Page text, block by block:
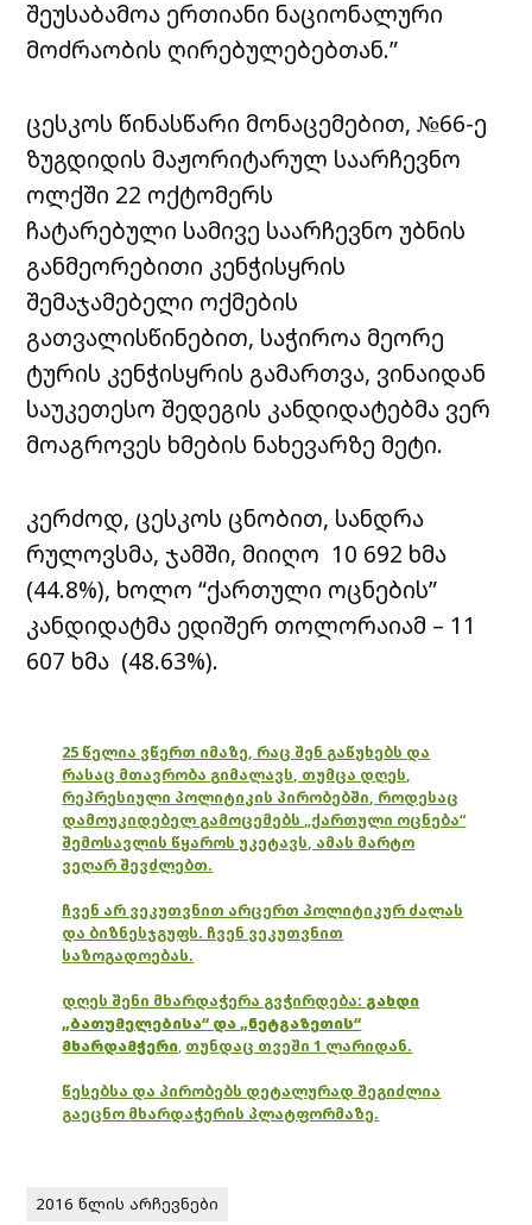
შეუსაბამოა ერთიანი ნაციონალური
მოძრაობის ღირებულებებთან.”
ცესკოს წინასწარი მონაცემებით, №66-ე
ზუგდიდის მაჟორიტარულ საარჩევნო
ოლქში 22 ოქტომერს
ჩატარებული სამივე საარჩევნო უბნის
განმეორებითი კენჭისყრის
შემაჯამებელი ოქმების
გათვალისწინებით, საჭიროა მეორე
ტურის კენჭისყრის გამართვა, ვინაიდან
საუკეთესო შედეგის კანდიდატებმა ვერ
მოაგროვეს ხმების ნახევარზე მეტი.
კერძოდ, ცესკოს ცნობით, სანდრა
რულოვსმა, ჯამში, მიიღო 10 692 ხმა
(44.8%), ხოლო “ქართული ოცნების”
კანდიდატმა ედიშერ თოლორაიამ – 11
607 ხმა (48.63%).
25 წელია ვწერთ იმაზე, რაც შენ გაწუხებს და
რასაც მთავრობა გიმალავს, თუმცა დღეს,
რეპრესიული პოლიტიკის პირობებში, როდესაც
დამოუკიდებელ გამოცემებს „ქართული ოცნება“
შემოსავლის წყაროს უკეტავს, ამას მარტო
ვეღარ შევძლებთ.
ჩვენ არ ვეკუთვნით არცერთ პოლიტიკურ ძალას
და ბიზნესჯგუფს. ჩვენ ვეკუთვნით
საზოგადოებას.
დღეს შენი მხარდაჭერა გვჭირდება: გახდი
„ბათუმელებისა“ და „ნეტგაზეთის“
მხარდამჭერი, თუნდაც თვეში 1 ლარიდან.
წესებსა და პირობებს დეტალურად შეგიძლია
გაეცნო მხარდაჭერის პლატფორმაზე.
2016 წლის არჩევნები